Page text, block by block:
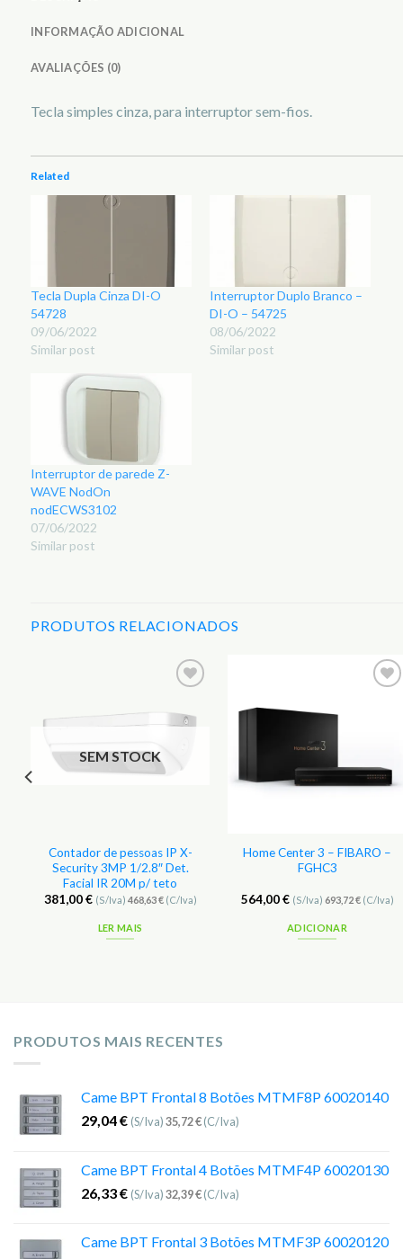
INFORMAÇÃO ADICIONAL
AVALIAÇÕES (0)
Tecla simples cinza, para interruptor sem-fios.
Related
Tecla Dupla Cinza DI-O
54728
09/06/2022
Similar post
Interruptor Duplo Branco –
DI-O – 54725
08/06/2022
Similar post
Interruptor de parede Z-
WAVE NodOn
nodECWS3102
07/06/2022
Similar post
PRODUTOS RELACIONADOS
aos
Favoritos
SEM STOCK
Contador de pessoas IP X-
Security 3MP 1/2.8″ Det.
Facial IR 20M p/ teto
381,00€ (S/Iva) 468,63€(C/Iva)
LER MAIS
Home Center 3 – FIBARO –
FGHC3
564,00€ (S/Iva) 693,72€(C/Iva)
ADICIONAR
PRODUTOS MAIS RECENTES
Came BPT Frontal 8 Botões MTMF8P 60020140
29,04€ (S/Iva)35,72€(C/Iva)
Came BPT Frontal 4 Botões MTMF4P 60020130
26,33€ (S/Iva)32,39€(C/Iva)
Came BPT Frontal 3 Botões MTMF3P 60020120